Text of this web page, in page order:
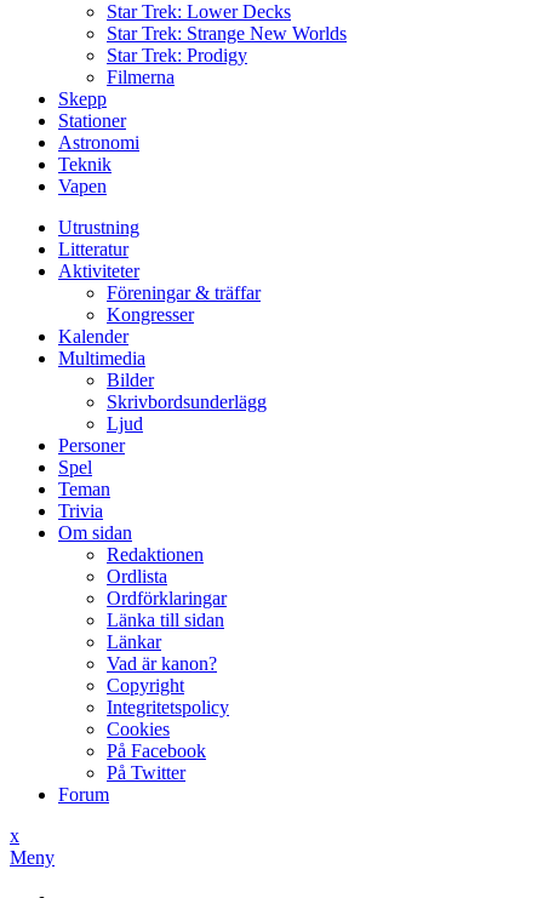
Star Trek: Lower Decks
Star Trek: Strange New Worlds
Star Trek: Prodigy
Filmerna
Skepp
Stationer
Astronomi
Teknik
Vapen
Utrustning
Litteratur
Aktiviteter
Föreningar & träffar
Kongresser
Kalender
Multimedia
Bilder
Skrivbordsunderlägg
Ljud
Personer
Spel
Teman
Trivia
Om sidan
Redaktionen
Ordlista
Ordförklaringar
Länka till sidan
Länkar
Vad är kanon?
Copyright
Integritetspolicy
Cookies
På Facebook
På Twitter
Forum
x
Meny